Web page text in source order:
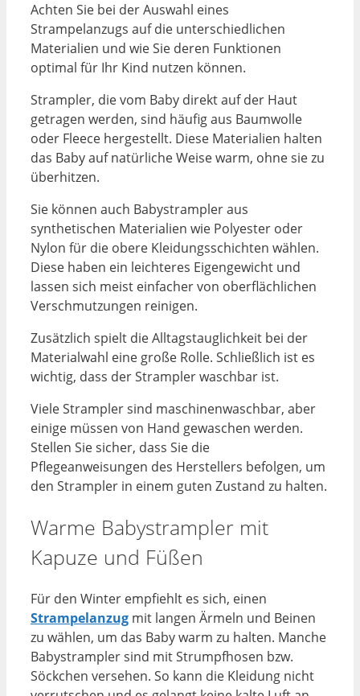
Achten Sie bei der Auswahl eines
Strampelanzugs auf die unterschiedlichen
Materialien und wie Sie deren Funktionen
optimal für Ihr Kind nutzen können.
Strampler, die vom Baby direkt auf der Haut
getragen werden, sind häufig aus Baumwolle
oder Fleece hergestellt. Diese Materialien halten
das Baby auf natürliche Weise warm, ohne sie zu
überhitzen.
Sie können auch Babystrampler aus
synthetischen Materialien wie Polyester oder
Nylon für die obere Kleidungsschichten wählen.
Diese haben ein leichteres Eigengewicht und
lassen sich meist einfacher von oberflächlichen
Verschmutzungen reinigen.
Zusätzlich spielt die Alltagstauglichkeit bei der
Materialwahl eine große Rolle. Schließlich ist es
wichtig, dass der Strampler waschbar ist.
Viele Strampler sind maschinenwaschbar, aber
einige müssen von Hand gewaschen werden.
Stellen Sie sicher, dass Sie die
Pflegeanweisungen des Herstellers befolgen, um
den Strampler in einem guten Zustand zu halten.
Warme Babystrampler mit
Kapuze und Füßen
Für den Winter empfiehlt es sich, einen
Strampelanzug mit langen Ärmeln und Beinen
zu wählen, um das Baby warm zu halten. Manche
Babystrampler sind mit Strumpfhosen bzw.
Söckchen versehen. So kann die Kleidung nicht